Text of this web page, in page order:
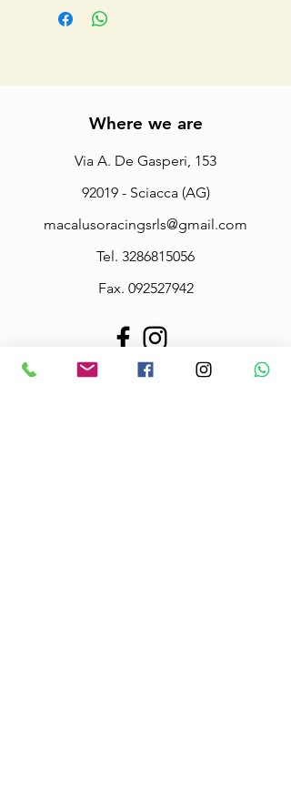
Where we are
Via A. De Gasperi, 153
92019 - Sciacca (AG)
macalusoracingsrls@gmail.com
Tel. 3286815056
Fax. 092527942